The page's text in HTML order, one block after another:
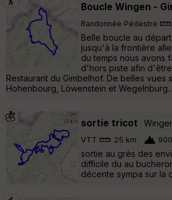
Boucle Wingen -
Randonnée Pédestre
Belle boucle au
jusqu'à la frontière
du temps nous avons
d'hors piste afin
Restaurant du Gimbelhof. De belles vues
Hohenbourg, Löwenstein et
sortie tricot
VTT 25 km
sortie au grès des
difficile du au
décente sympa sur la